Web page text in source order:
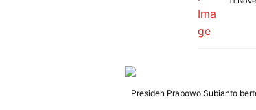
Presiden Prabowo Subianto